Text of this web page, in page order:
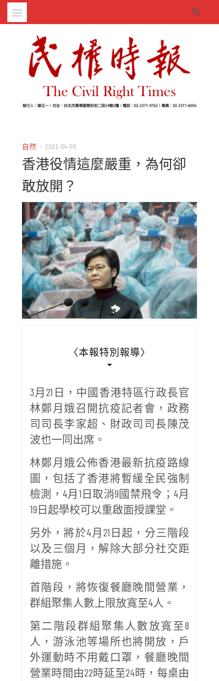
Skip
自然 / 2022-04-05
香港役情這麼嚴重，為何卻
敢放開？
〈本報特別報導〉
3月21日，中國香港特區行政長官
林鄭月娥召開抗疫記者會，政務
司司長李家超、財政司司長陳茂
波也一同出席。
林鄭月娥公佈香港最新抗疫路線
圖，包括了香港將暫緩全民強制
檢測，4月1日取消9國禁飛令；4月
19日起學校可以重啟面授課堂。
另外，將於4月21日起，分三階段
以及三個月，解除大部分社交距
離措施。
首階段，將恢復餐廳晚間營業，
群組聚集人數上限放寬至4人。
第二階段群組聚集人數放寬至8
人，游泳池等場所也將開放，戶
外運動時不用戴口罩，餐廳晚間
營業時間由22時延至24時，每桌由